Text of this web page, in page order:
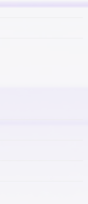
Long sản xuất hầu
một lớp bề mặt
mối mọt. Những